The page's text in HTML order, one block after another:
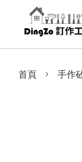
首頁 › 手作